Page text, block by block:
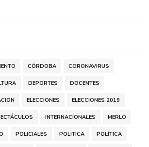
CÓRDOBA CORONAVIRUS
DEPORTES DOCENTES
ELECCIONES ELECCIONES 2019
INTERNACIONALES MERLO
POLICIALES POLITICA POLÍTICA